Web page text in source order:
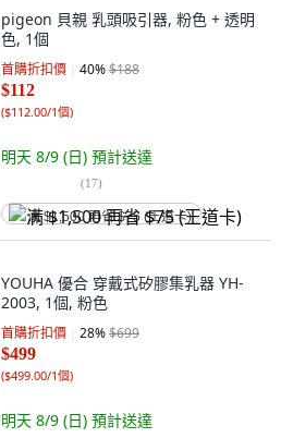
pigeon 貝親 乳頭吸引器, 粉色 + 透明
色, 1個
首購折扣價 40%$188
$112
($112.00/1個)
明天 8/9 (日) 預計送達
(17)
满 $1,500 再省 $75 (王道卡)
YOUHA 優合 穿戴式矽膠集乳器 YH-
2003, 1個, 粉色
首購折扣價 28%$699
$499
($499.00/1個)
明天 8/9 (日) 預計送達